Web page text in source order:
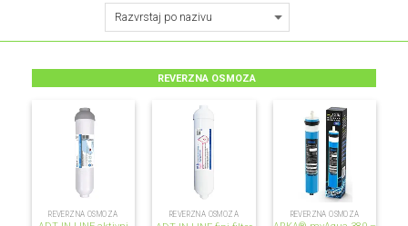
REVERZNA OSMOZA
REVERZNA OSMOZA REVERZNA OSMOZA REVERZNA OSMOZA